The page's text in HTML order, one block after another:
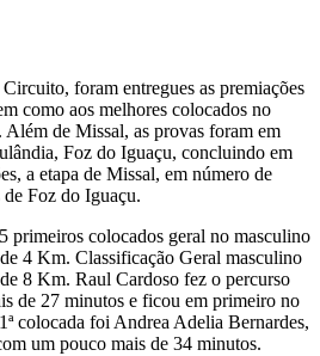
foram entregues as premiações
como aos melhores colocados no
Além de Missal, as provas foram em
Foz do Iguaçu, concluindo em
a etapa de Missal, em número de
Foz do Iguaçu.
primeiros colocados geral no masculino
4 Km. Classificação Geral masculino
8 Km. Raul Cardoso fez o percurso
de 27 minutos e ficou em primeiro no
colocada foi Andrea Adelia Bernardes,
um pouco mais de 34 minutos.